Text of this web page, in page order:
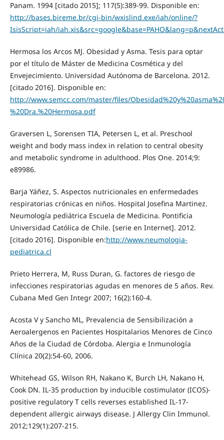
Panam. 1994 [citado 2015]; 117(5):389-99. Disponible en:
http://bases.bireme.br/cgi-bin/wxislind.exe/iah/online/?
IsisScript=iah/
Hermosa los Arcos MJ. Obesidad y Asma. Tesis para optar
por el título de Máster de Medicina Cosmética y del
Envejecimiento. Universidad Autónoma de Barcelona. 2012.
[citado 2016]. Disponible en:
http://www.semcc.com/master/files/
%20Dra.%20Hermosa.pdf
Graversen L, Sorensen TIA, Petersen L, et al. Preschool
weight and body mass index in relation to central obesity
and metabolic syndrome in adulthood. Plos One. 2014;9:
e89986.
Barja Yáñez, S. Aspectos nutricionales en enfermedades
respiratorias crónicas en niños. Hospital Josefina Martinez.
Neumología pediátrica Escuela de Medicina. Pontificia
Universidad Católica de Chile. [serie en Internet]. 2012.
[citado 2016]. Disponible en:http://www.neumologia-
pediatrica.cl
Prieto Herrera, M, Russ Duran, G. factores de riesgo de
infecciones respiratorias agudas en menores de 5 años. Rev.
Cubana Med Gen Integr 2007; 16(2):160-4.
Acosta V y Sancho ML, Prevalencia de Sensibilización a
Aeroalergenos en Pacientes Hospitalarios Menores de Cinco
Años de la Ciudad de Córdoba. Alergia e Inmunología
Clínica 20(2):54-60, 2006.
Whitehead GS, Wilson RH, Nakano K, Burch LH, Nakano H,
Cook DN. IL-35 production by inducible costimulator (ICOS)-
positive regulatory T cells reverses established IL-17-
dependent allergic airways disease. J Allergy Clin Immunol.
2012;129(1):207-215.